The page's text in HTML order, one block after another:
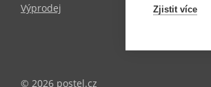
Výprodej
© 2026 postel.cz
Zjistit více